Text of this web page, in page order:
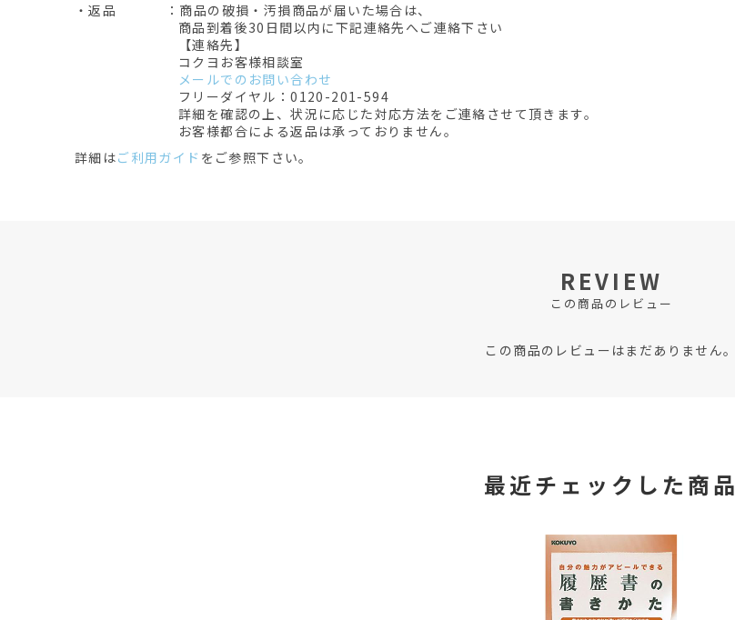
・返品
：商品の破損・汚損商品が届いた場合は、
商品到着後30日間以内に下記連絡先へご連絡下さい
【連絡先】
コクヨお客様相談室
メールでのお問い合わせ
フリーダイヤル：0120-201-594
詳細を確認の上、状況に応じた対応方法をご連絡させて頂きます。
お客様都合による返品は承っておりません。
詳細はご利用ガイド をご参照下さい。
REVIEW
この商品のレビュー
この商品のレビューはまだありません。
最近チェックした商品